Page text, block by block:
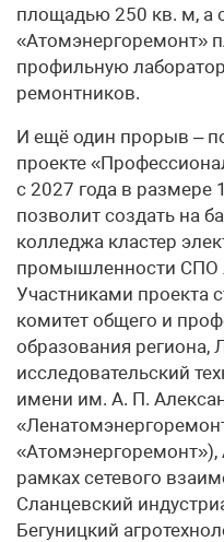
площадью 250 кв. м, а
«Атомэнергоремонт»
профильную
ремонтников.
И ещё один прорыв –
проекте
с 2027 года в размере
позволит создать на
колледжа кластер
промышленности СПО
Участниками проекта
комитет общего и
образования региона,
исследовательский
имени им. А. П.
рамках сетевого
Сланцевский
Бегуницкий